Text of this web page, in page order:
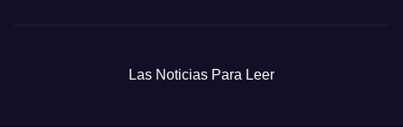
Las Noticias Para Leer